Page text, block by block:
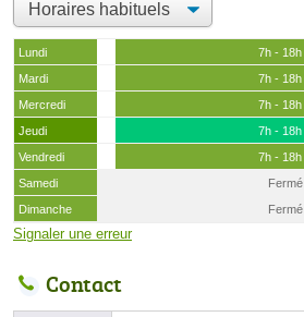
Lundi
7h - 18h
Mardi
7h - 18h
Mercredi
7h - 18h
Jeudi
7h - 18h
Vendredi
7h - 18h
Samedi
Fermé
Dimanche
Fermé
Signaler une erreur
Contact